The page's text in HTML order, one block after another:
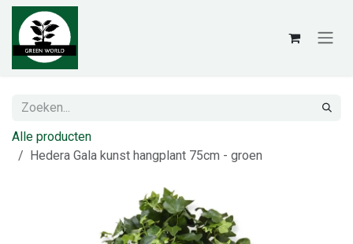
Overslaan naar inhoud
Alle producten
Hedera Gala kunst hangplant 75cm - groen